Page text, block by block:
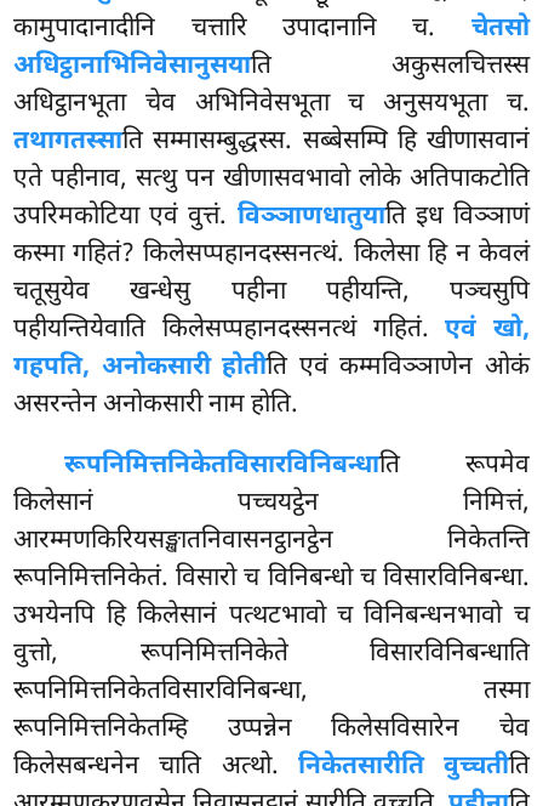
कामुपादानादीनि चत्तारि उपादानानि च. चेतसो
अधिट्ठानाभिनिवेसानुसयाति अकुसलचित्तस्स
अधिट्ठानभूता चेव अभिनिवेसभूता च अनुसयभूता च.
तथागतस्साति सम्मासम्बुद्धस्स. सब्बेसम्पि हि खीणासवानं
एते पहीनाव, सत्थु पन खीणासवभावो लोके अतिपाकटोति
उपरिमकोटिया एवं वुत्तं. विञ्ञाणधातुयाति इध विञ्ञाणं
कस्मा गहितं? किलेसप्पहानदस्सनत्थं. किलेसा हि न केवलं
चतूसुयेव खन्धेसु पहीना पहीयन्ति, पञ्चसुपि
पहीयन्तियेवाति किलेसप्पहानदस्सनत्थं गहितं.एवं खो,
गहपति, अनोकसारी होतीति एवं कम्मविञ्ञाणेन ओकं
असरन्तेन अनोकसारी नाम होति.
रूपनिमित्तनिकेतविसारविनिबन्धाति रूपमेव
किलेसानं पच्चयट्ठेन निमित्तं,
आरम्मणकिरियसङ्खातनिवासनट्ठानट्ठेन निकेतन्ति
रूपनिमित्तनिकेतं. विसारो च विनिबन्धो च विसारविनिबन्धा.
उभयेनपि हि किलेसानं पत्थटभावो च विनिबन्धनभावो च
वुत्तो, रूपनिमित्तनिकेते विसारविनिबन्धाति
रूपनिमित्तनिकेतविसारविनिबन्धा, तस्मा
रूपनिमित्तनिकेतम्हि उप्पन्नेनकिलेसविसारेन चेव
किलेसबन्धनेन चाति अत्थो. निकेतसारीति वुच्चतीति